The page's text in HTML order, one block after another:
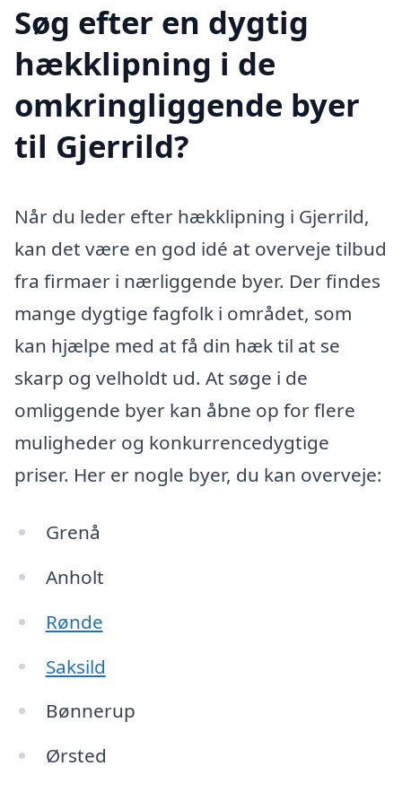
Søg efter en dygtig
hækklipning i de
omkringliggende byer
til Gjerrild?
Når du leder efter hækklipning i Gjerrild,
kan det være en god idé at overveje tilbud
fra firmaer i nærliggende byer. Der findes
mange dygtige fagfolk i området, som
kan hjælpe med at få din hæk til at se
skarp og velholdt ud. At søge i de
omliggende byer kan åbne op for flere
muligheder og konkurrencedygtige
priser. Her er nogle byer, du kan overveje:
Grenå
Anholt
Rønde
Saksild
Bønnerup
Ørsted